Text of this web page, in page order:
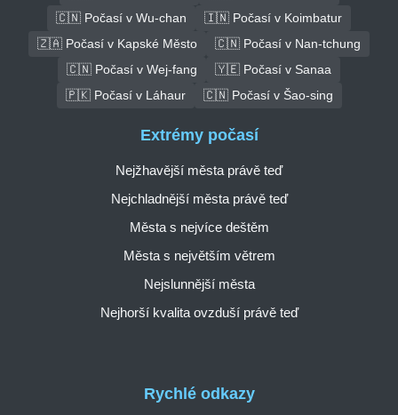
🇨🇳 Počasí v Wu-chan
🇮🇳 Počasí v Koimbatur
🇿🇦 Počasí v Kapské Město
🇨🇳 Počasí v Nan-tchung
🇨🇳 Počasí v Wej-fang
🇾🇪 Počasí v Sanaa
🇵🇰 Počasí v Láhaur
🇨🇳 Počasí v Šao-sing
Rychlé odkazy
Extrémy počasí
Nejžhavější města právě teď
Nejchladnější města právě teď
Města s nejvíce deštěm
Města s největším větrem
Nejslunnější města
Nejhorší kvalita ovzduší právě teď